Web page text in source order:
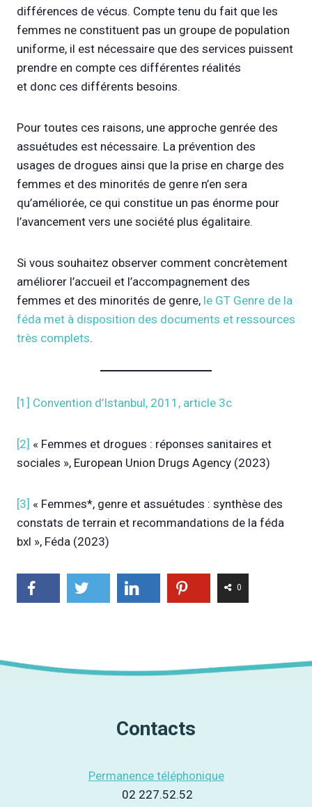
différences de vécus. Compte tenu du fait que les
femmes ne constituent pas un groupe de population
uniforme, il est nécessaire que des services puissent
prendre en compte ces différentes réalités
et donc ces différents besoins.
Pour toutes ces raisons, une approche genrée des
assuétudes est nécessaire. La prévention des
usages de drogues ainsi que la prise en charge des
femmes et des minorités de genre n’en sera
qu’améliorée, ce qui constitue un pas énorme pour
l’avancement vers une société plus égalitaire.
Si vous souhaitez observer comment concrètement
améliorer l’accueil et l’accompagnement des
femmes et des minorités de genre, le GT Genre de la
féda met à disposition des documents et ressources
très complets.
[1] Convention d’Istanbul, 2011, article 3c
[2] « Femmes et drogues : réponses sanitaires et
sociales », European Union Drugs Agency (2023)
[3] « Femmes*, genre et assuétudes : synthèse des
constats de terrain et recommandations de la féda
bxl », Féda (2023)
0
Contacts
Permanence téléphonique
02 227.52.52